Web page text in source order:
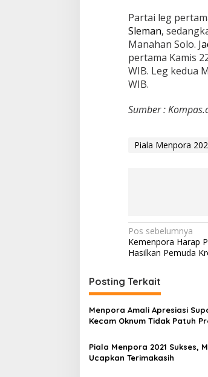
Partai leg
Sleman,
Manahan Solo. J
pertama Kamis
WIB. Leg kedua
WIB.
Sumber :
Piala Menpora
Navigasi
pos
Pos sebelumnya
Kemenpora Harap
Hasilkan Pemuda
Posting Terkait
Menpora Amali Apresiasi
Kecam Oknum Tidak Patuh
Piala Menpora 2021 Sukses,
Ucapkan Terimakasih